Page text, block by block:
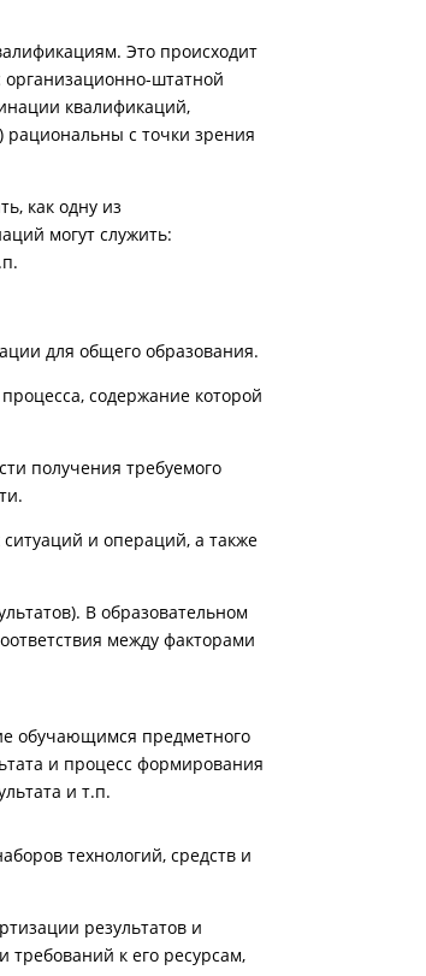
Это происходит
организационно-штатной
квалификаций,
рациональны с точки зрения
как одну из
могут служить:
для общего образования.
содержание которой
получения требуемого
ситуаций и операций, а также
В образовательном
между факторами
обучающимся предметного
и процесс формирования
и т.п.
технологий, средств и
результатов и
требований к его ресурсам,